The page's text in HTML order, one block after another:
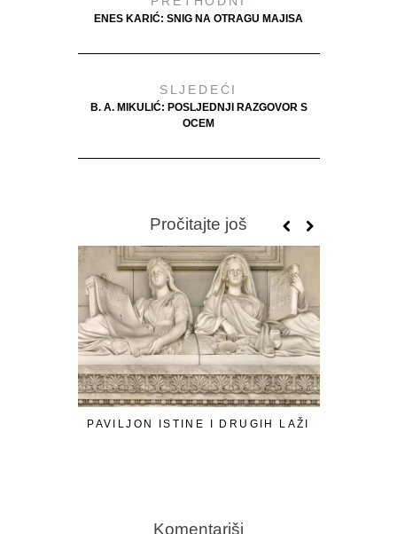
ENES KARIĆ: SNIG NA OTRAGU MAJISA
SLJEDEĆI
B. A. MIKULIĆ: POSLJEDNJI RAZGOVOR S
OCEM
Pročitajte još
PAVILJON ISTINE I DRUGIH LAŽI
Komentariši